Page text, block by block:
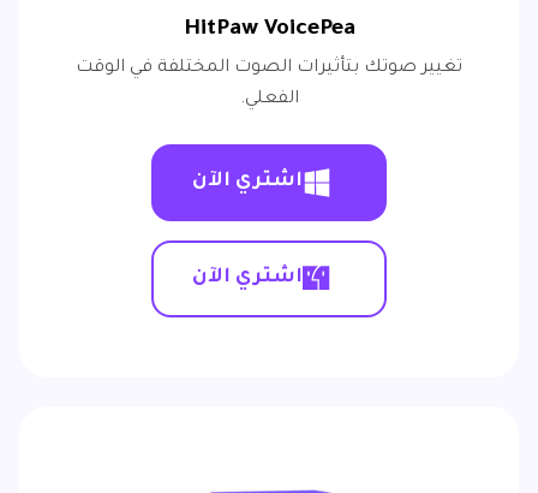
HitPaw VoicePea
تغيير صوتك بتأثيرات الصوت المختلفة في الوقت
الفعلي.
اشتري الآن
اشتري الآن